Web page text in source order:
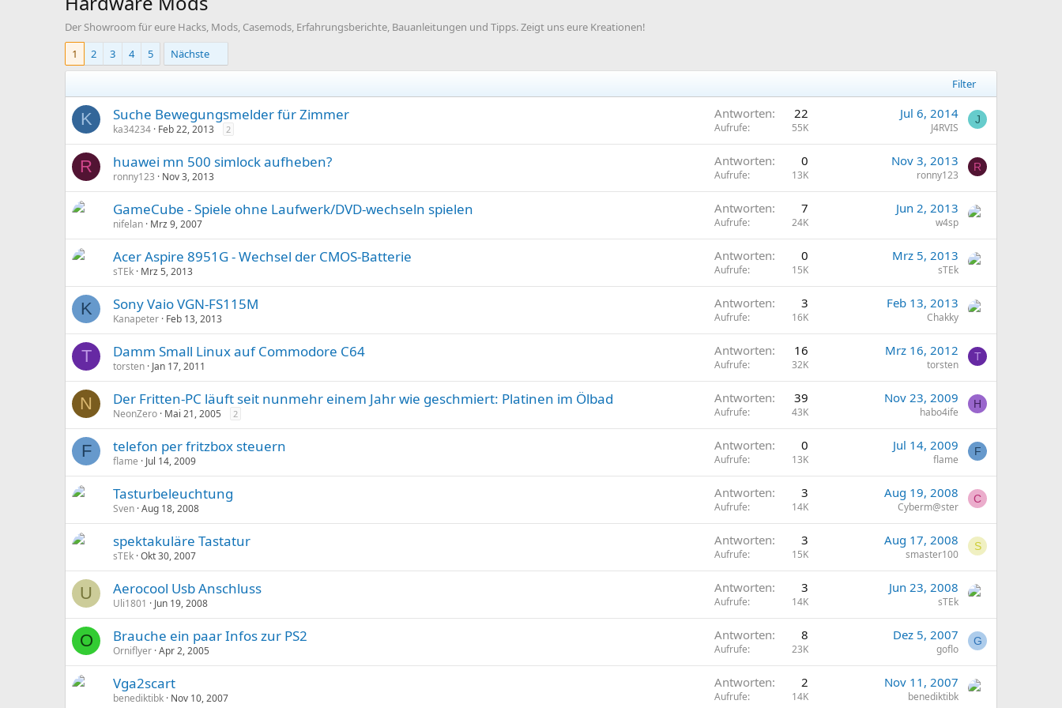
Der Showroom für eure Hacks, Mods, Casemods, Erfahrungsberichte, Bauanleitungen und Tipps. Zeigt uns eure Kreationen!
1
2 3 4 5 Nächste
Filter
K Suche Bewegungsmelder für Zimmer
ka34234 Feb 22, 2013 2
Antworten 22
Aufrufe 55K
Jul 6, 2014
J4RVIS
J
R huawei mn 500 simlock aufheben?
ronny123 Nov 3, 2013
Antworten 0
Aufrufe 13K
Nov 3, 2013
ronny123
R
GameCube - Spiele ohne Laufwerk/DVD-wechseln spielen
nifelan Mrz 9, 2007
Antworten 7
Aufrufe 24K
Jun 2, 2013
w4sp
Acer Aspire 8951G - Wechsel der CMOS-Batterie
sTEk Mrz 5, 2013
Antworten 0
Aufrufe 15K
Mrz 5, 2013
sTEk
K Sony Vaio VGN-FS115M
Kanapeter Feb 13, 2013
Antworten 3
Aufrufe 16K
Feb 13, 2013
Chakky
T Damm Small Linux auf Commodore C64
torsten Jan 17, 2011
Antworten 16
Aufrufe 32K
Mrz 16, 2012
torsten
T
N Der Fritten-PC läuft seit nunmehr einem Jahr wie geschmiert: Platinen im Ölbad
NeonZero Mai 21, 2005 2
Antworten 39
Aufrufe 43K
Nov 23, 2009
habo4ife
H
F telefon per fritzbox steuern
flame Jul 14, 2009
Antworten 0
Aufrufe 13K
Jul 14, 2009
flame
F
Tasturbeleuchtung
Sven Aug 18, 2008
Antworten 3
Aufrufe 14K
Aug 19, 2008
Cyberm@ster
C
spektakuläre Tastatur
sTEk Okt 30, 2007
Antworten 3
Aufrufe 15K
Aug 17, 2008
smaster100
S
U Aerocool Usb Anschluss
Uli1801 Jun 19, 2008
Antworten 3
Aufrufe 14K
Jun 23, 2008
sTEk
O Brauche ein paar Infos zur PS2
Orniflyer Apr 2, 2005
Antworten 8
Aufrufe 23K
Dez 5, 2007
goflo
G
Vga2scart
benediktibk Nov 10, 2007
Antworten 2
Aufrufe 14K
Nov 11, 2007
benediktibk